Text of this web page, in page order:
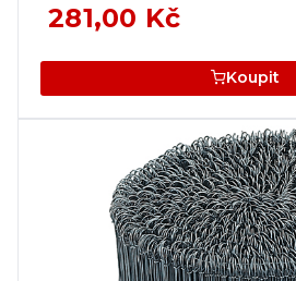
281,00 Kč
Koupit